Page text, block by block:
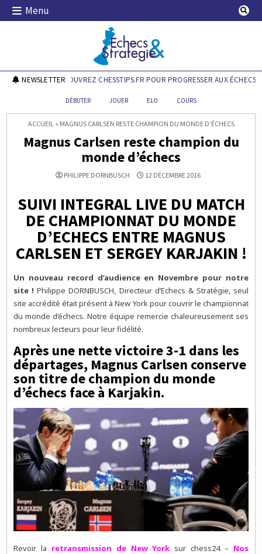
Skip
Menu
Echecs & Stratégie
NEWSLETTERDÉCOUVREZ CHESSTIPS.FR POUR PROGRESSER AUX ÉCHECS !
DÉBUTER JOUER ELO COURS
ACCUEIL» MAGNUS CARLSEN RESTE CHAMPION DU MONDE D’ÉCHECS
Magnus Carlsen reste champion du
monde d’échecs
PHILIPPE DORNBUSCH 12 DÉCEMBRE 2016
SUIVI INTEGRAL LIVE DU MATCH
DE CHAMPIONNAT DU MONDE
D’ECHECS ENTRE MAGNUS
CARLSEN ET SERGEY KARJAKIN !
Un nouveau record d’audience en Novembre pour notre
site ! Philippe DORNBUSCH, Directeur d’Echecs & Stratégie, seul
site accrédité était présent à New York pour couvrir le championnat
du monde d’échecs. Notre équipe remercie chaleureusement ses
nombreux lecteurs pour leur fidélité.
Après une nette victoire 3-1 dans les
départages, Magnus Carlsen conserve
son titre de champion du monde
d’échecs face à Karjakin.
Revoir la retransmission de New York sur chess24 – Nos